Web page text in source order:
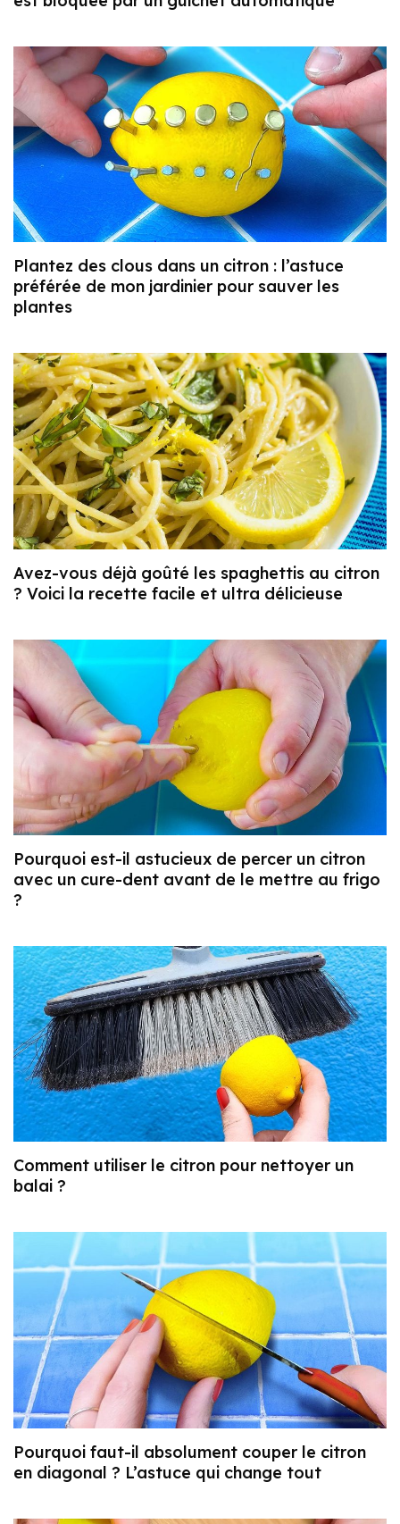
Plantez des clous dans un citron : l’astuce
préférée de mon jardinier pour sauver les
plantes
Avez-vous déjà goûté les spaghettis au citron
? Voici la recette facile et ultra délicieuse
Pourquoi est-il astucieux de percer un citron
avec un cure-dent avant de le mettre au frigo
?
Comment utiliser le citron pour nettoyer un
balai ?
Pourquoi faut-il absolument couper le citron
en diagonal ? L’astuce qui change tout